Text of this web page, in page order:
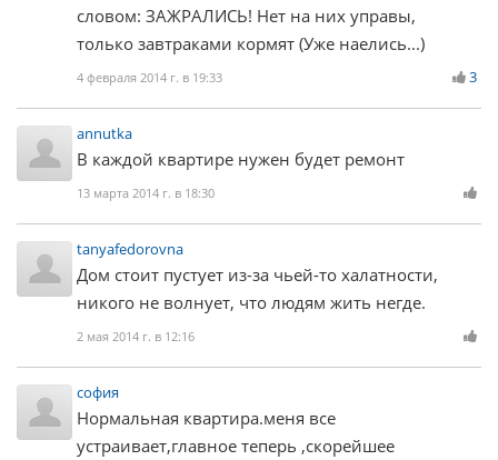
словом: ЗАЖРАЛИСЬ! Нет на них управы,
только завтраками кормят (Уже наелись...)
4 февраля 2014 г. в 19:33 3
annutka
В каждой квартире нужен будет ремонт
13 марта 2014 г. в 18:30
tanyafedorovna
Дом стоит пустует из-за чьей-то халатности,
никого не волнует, что людям жить негде.
2 мая 2014 г. в 12:16
софия
Нормальная квартира.меня все
устраивает,главное теперь ,скорейшее